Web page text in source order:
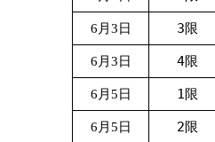
6月3日 3限
6月3日 4限
6月5日 1限
6月5日 2限